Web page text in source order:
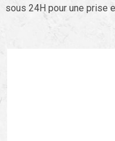
sous 24H pour une prise